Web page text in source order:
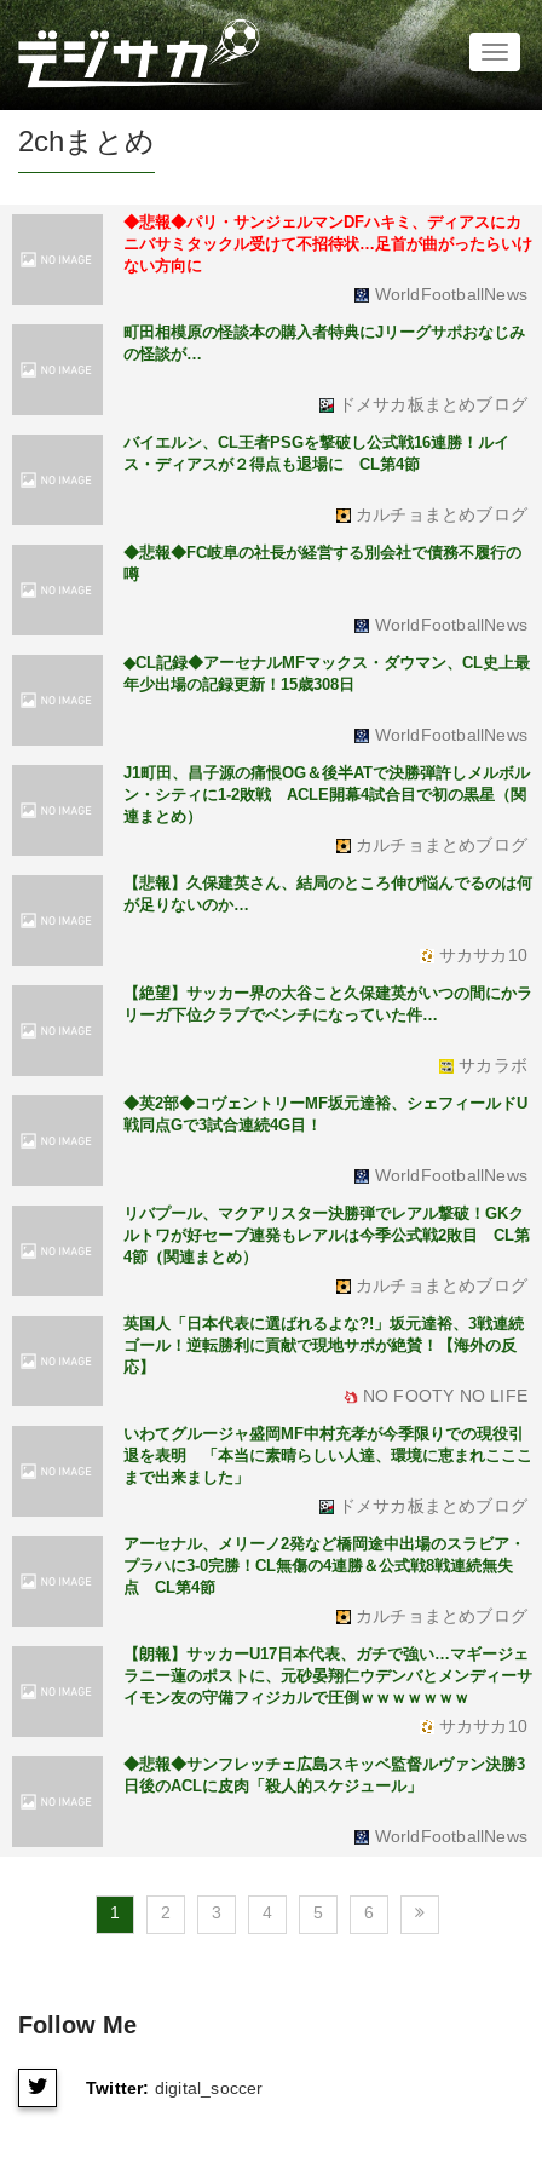
2chまとめ
◆悲報◆パリ・サンジェルマンDFハキミ、ディアスにカ
ニバサミタックル受けて不招待状…足首が曲がったらいけ
ない方向に
WorldFootballNews
町田相模原の怪談本の購入者特典にJリーグサポおなじみ
の怪談が…
ドメサカ板まとめブログ
バイエルン、CL王者PSGを撃破し公式戦16連勝！ルイ
ス・ディアスが２得点も退場に CL第4節
カルチョまとめブログ
◆悲報◆FC岐阜の社長が経営する別会社で債務不履行の
噂
WorldFootballNews
◆CL記録◆アーセナルMFマックス・ダウマン、CL史上最
年少出場の記録更新！15歳308日
WorldFootballNews
J1町田、昌子源の痛恨OG＆後半ATで決勝弾許しメルボル
ン・シティに1-2敗戦 ACLE開幕4試合目で初の黒星（関
連まとめ）
カルチョまとめブログ
【悲報】久保建英さん、結局のところ伸び悩んでるのは何
が足りないのか…
サカサカ10
【絶望】サッカー界の大谷こと久保建英がいつの間にかラ
リーガ下位クラブでベンチになっていた件…
サカラボ
◆英2部◆コヴェントリーMF坂元達裕、シェフィールドU
戦同点Gで3試合連続4G目！
WorldFootballNews
リバプール、マクアリスター決勝弾でレアル撃破！GKク
ルトワが好セーブ連発もレアルは今季公式戦2敗目 CL第
4節（関連まとめ）
カルチョまとめブログ
英国人「日本代表に選ばれるよな?!」坂元達裕、3戦連続
ゴール！逆転勝利に貢献で現地サポが絶賛！【海外の反
応】
NO FOOTY NO LIFE
いわてグルージャ盛岡MF中村充孝が今季限りでの現役引
退を表明 「本当に素晴らしい人達、環境に恵まれこここ
まで出来ました」
ドメサカ板まとめブログ
アーセナル、メリーノ2発など橋岡途中出場のスラビア・
プラハに3-0完勝！CL無傷の4連勝＆公式戦8戦連続無失
点 CL第4節
カルチョまとめブログ
【朗報】サッカーU17日本代表、ガチで強い…マギージェ
ラニー蓮のポストに、元砂晏翔仁ウデンバとメンディーサ
イモン友の守備フィジカルで圧倒ｗｗｗｗｗｗｗ
サカサカ10
◆悲報◆サンフレッチェ広島スキッベ監督ルヴァン決勝3
日後のACLに皮肉「殺人的スケジュール」
WorldFootballNews
1 2 3 4 5 6
Follow Me
Twitter: digital_soccer